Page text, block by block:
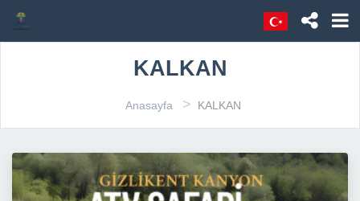
KALKAN
Anasayfa > KALKAN